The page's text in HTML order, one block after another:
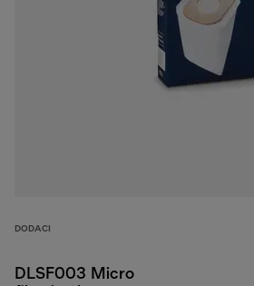
DODACI
DLSF003 Micro